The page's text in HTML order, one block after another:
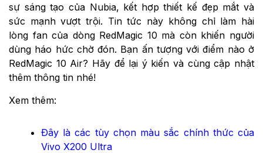
sự sáng tạo của Nubia, kết hợp thiết kế đẹp mắt và
sức mạnh vượt trội. Tin tức này không chỉ làm hài
lòng fan của dòng RedMagic 10 mà còn khiến người
dùng háo hức chờ đón. Bạn ấn tượng với điểm nào ở
RedMagic 10 Air? Hãy để lại ý kiến và cùng cập nhật
thêm thông tin nhé!
Xem thêm:
Đây là các tùy chọn màu sắc chính thức của
Vivo X200 Ultra